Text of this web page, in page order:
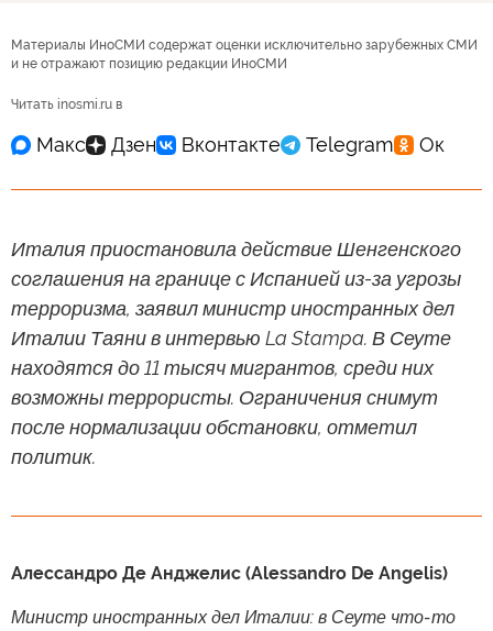
Материалы ИноСМИ содержат оценки исключительно зарубежных СМИ
и не отражают позицию редакции ИноСМИ
Читать inosmi.ru в
Италия приостановила действие Шенгенского
соглашения на границе с Испанией из-за угрозы
терроризма, заявил министр иностранных дел
Италии Таяни в интервью La Stampa. В Сеуте
находятся до 11 тысяч мигрантов, среди них
возможны террористы. Ограничения снимут
после нормализации обстановки, отметил
политик.
Алессандро Де Анджелис (Alessandro De Angelis)
Министр иностранных дел Италии: в Сеуте что-то